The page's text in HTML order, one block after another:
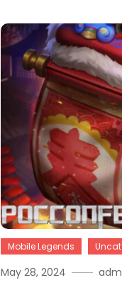
Mobile Legends
May 28, 2024